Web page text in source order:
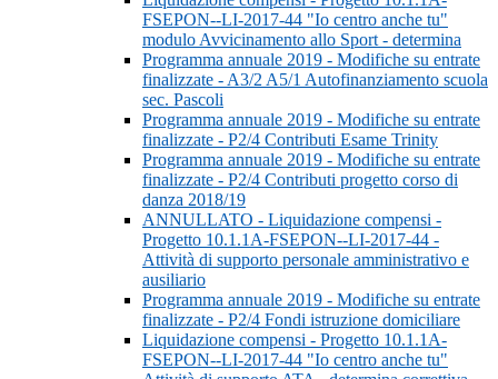
FSEPON--LI-2017-44 "Io centro anche tu"
modulo Avvicinamento allo Sport - determina
Programma annuale 2019 - Modifiche su entrate
finalizzate - A3/2 A5/1 Autofinanziamento scuola
sec. Pascoli
Programma annuale 2019 - Modifiche su entrate
finalizzate - P2/4 Contributi Esame Trinity
Programma annuale 2019 - Modifiche su entrate
finalizzate - P2/4 Contributi progetto corso di
danza 2018/19
ANNULLATO - Liquidazione compensi -
Progetto 10.1.1A-FSEPON--LI-2017-44 -
Attività di supporto personale amministrativo e
ausiliario
Programma annuale 2019 - Modifiche su entrate
finalizzate - P2/4 Fondi istruzione domiciliare
Liquidazione compensi - Progetto 10.1.1A-
FSEPON--LI-2017-44 "Io centro anche tu"